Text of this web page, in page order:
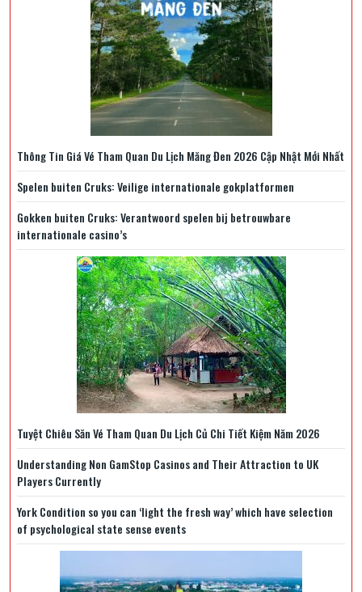
Thông Tin Giá Vé Tham Quan Du Lịch Măng Đen 2026 Cập Nhật Mới Nhất
Spelen buiten Cruks: Veilige internationale gokplatformen
Gokken buiten Cruks: Verantwoord spelen bij betrouwbare
internationale casino’s
Tuyệt Chiêu Săn Vé Tham Quan Du Lịch Củ Chi Tiết Kiệm Năm 2026
Understanding Non GamStop Casinos and Their Attraction to UK
Players Currently
York Condition so you can ‘light the fresh way’ which have selection
of psychological state sense events